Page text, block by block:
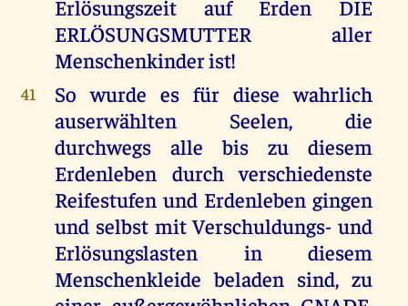
Erlösungszeit auf Erden DIE
ERLÖSUNGSMUTTER aller
Menschenkinder ist!
41
So wurde es für diese wahrlich
auserwählten Seelen, die
durchwegs alle bis zu diesem
Erdenleben durch verschiedenste
Reifestufen und Erdenleben gingen
und selbst mit Verschuldungs- und
Erlösungslasten in diesem
Menschenkleide beladen sind, zu